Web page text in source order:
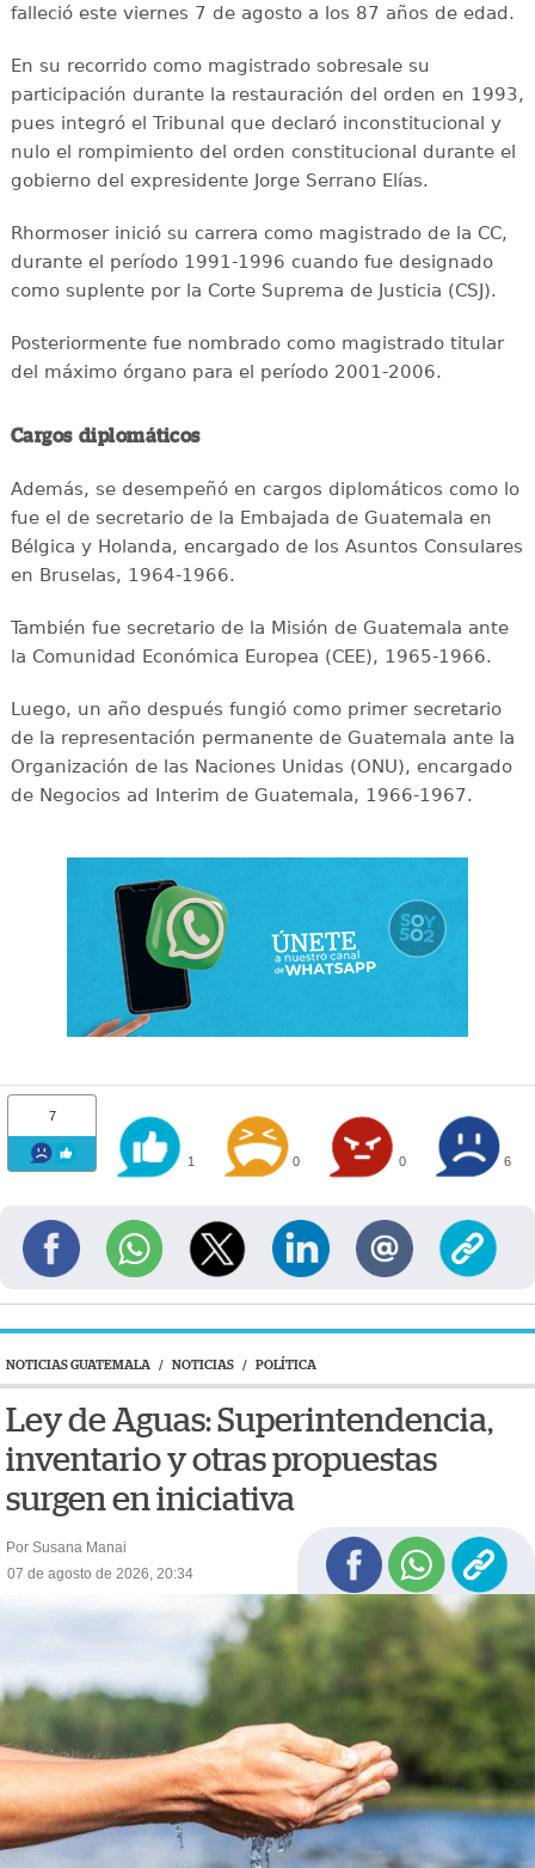
falleció este viernes 7 de agosto a los 87 años de edad.
En su recorrido como magistrado sobresale su
participación durante la restauración del orden en 1993,
pues integró el Tribunal que declaró inconstitucional y
nulo el rompimiento del orden constitucional durante el
gobierno del expresidente Jorge Serrano Elías.
Rhormoser inició su carrera como magistrado de la CC,
durante el período 1991-1996 cuando fue designado
como suplente por la Corte Suprema de Justicia (CSJ).
Posteriormente fue nombrado como magistrado titular
del máximo órgano para el período 2001-2006.
Cargos diplomáticos
Además, se desempeñó en cargos diplomáticos como lo
fue el de secretario de la Embajada de Guatemala en
Bélgica y Holanda, encargado de los Asuntos Consulares
en Bruselas, 1964-1966.
También fue secretario de la Misión de Guatemala ante
la Comunidad Económica Europea (CEE), 1965-1966.
Luego, un año después fungió como primer secretario
de la representación permanente de Guatemala ante la
Organización de las Naciones Unidas (ONU), encargado
de Negocios ad Interim de Guatemala, 1966-1967.
7
1 0 0 6
NOTICIAS GUATEMALA / NOTICIAS / POLÍTICA
Ley de Aguas: Superintendencia,
inventario y otras propuestas
surgen en iniciativa
Por Susana Manai
07 de agosto de 2026, 20:34